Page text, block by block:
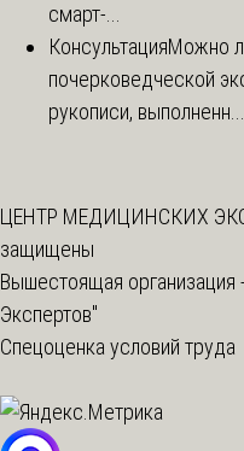
смарт-...
КонсультацияМожно
почерковедческой
рукописи, выполненн...
ЦЕНТР МЕДИЦИНСКИХ
защищены
Вышестоящая организация -
Экспертов"
Спецоценка условий труда